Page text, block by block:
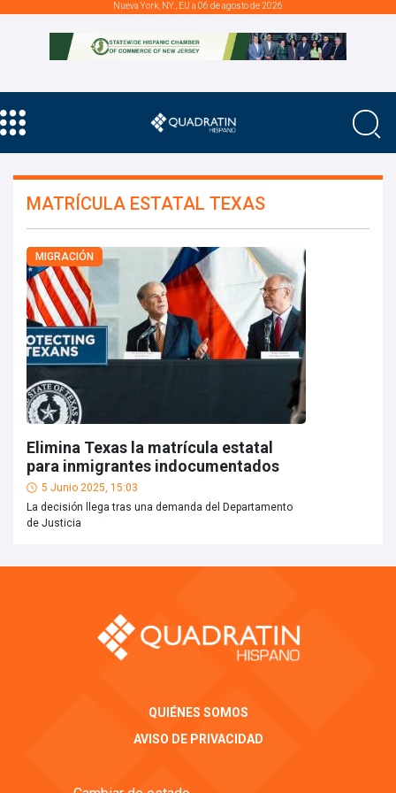
Nueva York, NY., EU a 06 de agosto de 2026
MATRÍCULA ESTATAL TEXAS
MIGRACIÓN
Elimina Texas la matrícula estatal
para inmigrantes indocumentados
5 Junio 2025, 15:03
La decisión llega tras una demanda del Departamento
de Justicia
QUIÉNES SOMOS
AVISO DE PRIVACIDAD